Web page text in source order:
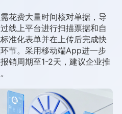
花费大量时间核对单据，导
线上平台进行扫描票据和自
准化表单并在上传后完成快
节。采用移动端App进一步
销周期至1-2天，建议企业推